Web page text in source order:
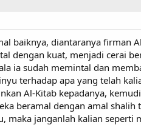
baiknya, diantaranya firman
dengan kuat, menjadi cerai
ia sudah memintal dan
terhadap apa yang telah
Al-Kitab kepadanya,
beramal dengan amal
maka janganlah kalian seperti